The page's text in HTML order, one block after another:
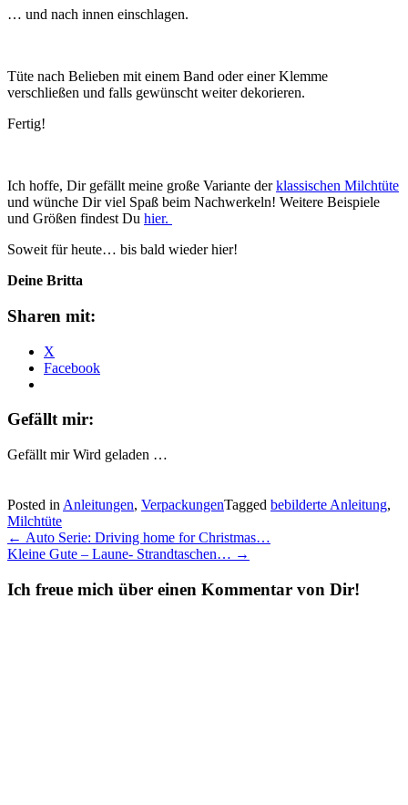
… und nach innen einschlagen.
Tüte nach Belieben mit einem Band oder einer Klemme
verschließen und falls gewünscht weiter dekorieren.
Fertig!
Ich hoffe, Dir gefällt meine große Variante derklassischen Milchtüte
und wünche Dir viel Spaß beim Nachwerkeln! Weitere Beispiele
und Größen findest Du hier.
Soweit für heute… bis bald wieder hier!
Deine Britta
Sharen mit:
X
Facebook
Gefällt mir:
Gefällt mir Wird geladen …
Posted in Anleitungen, VerpackungenTagged bebilderte Anleitung,
Milchtüte
Post
navigation
← Auto Serie: Driving home for Christmas…
Kleine Gute – Laune- Strandtaschen… →
Ich freue mich über einen Kommentar von Dir!